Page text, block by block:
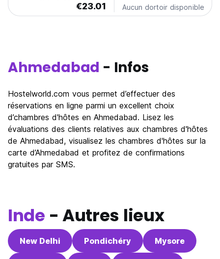
€23.01 Aucun dortoir disponible
Ahmedabad - Infos
Hostelworld.com vous permet d’effectuer des
réservations en ligne parmi un excellent choix
d’chambres d'hôtes en Ahmedabad. Lisez les
évaluations des clients relatives aux chambres d'hôtes
de Ahmedabad, visualisez les chambres d'hôtes sur la
carte d’Ahmedabad et profitez de confirmations
gratuites par SMS.
Inde - Autres lieux
New Delhi Pondichéry Mysore